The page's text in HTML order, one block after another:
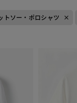
トソー・ポロシャツ